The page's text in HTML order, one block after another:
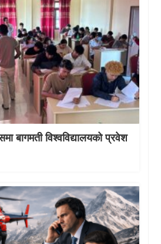
बागमती विश्वविद्यालयको प्रवेश